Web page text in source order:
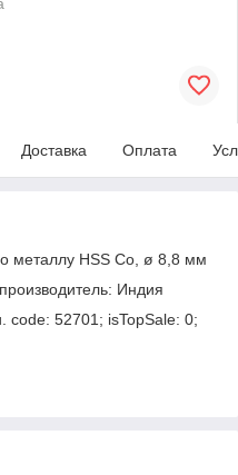
Доставка Оплата
металлу HSS Co, ø 8,8 мм
Индия
code: 52701; isTopSale: 0;